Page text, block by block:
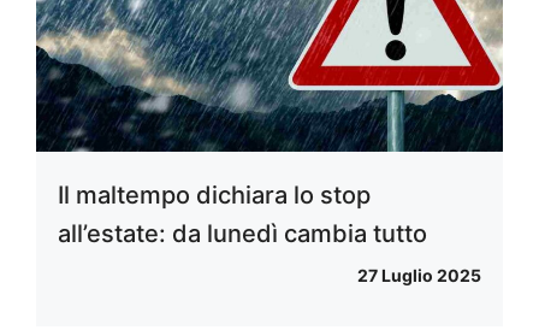
Il maltempo dichiara lo stop
all’estate: da lunedì cambia tutto
27 Luglio 2025